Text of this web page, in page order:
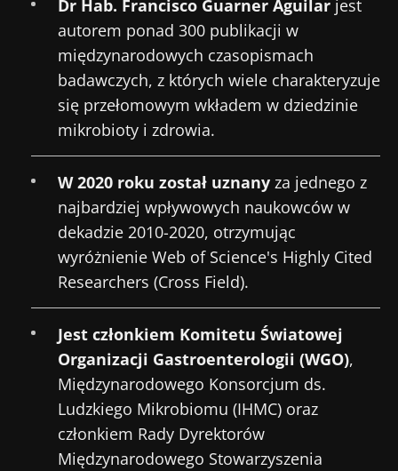
Dr Hab. Francisco Guarner Aguilar jest
autorem ponad 300 publikacji w
międzynarodowych czasopismach
badawczych, z których wiele charakteryzuje
się przełomowym wkładem w dziedzinie
mikrobioty i zdrowia.
W 2020 roku został uznany za jednego z
najbardziej wpływowych naukowców w
dekadzie 2010-2020, otrzymując
wyróżnienie Web of Science's Highly Cited
Researchers (Cross Field).
Jest członkiem Komitetu Światowej
Organizacji Gastroenterologii (WGO),
Międzynarodowego Konsorcjum ds.
Ludzkiego Mikrobiomu (IHMC) oraz
członkiem Rady Dyrektorów
Międzynarodowego Stowarzyszenia